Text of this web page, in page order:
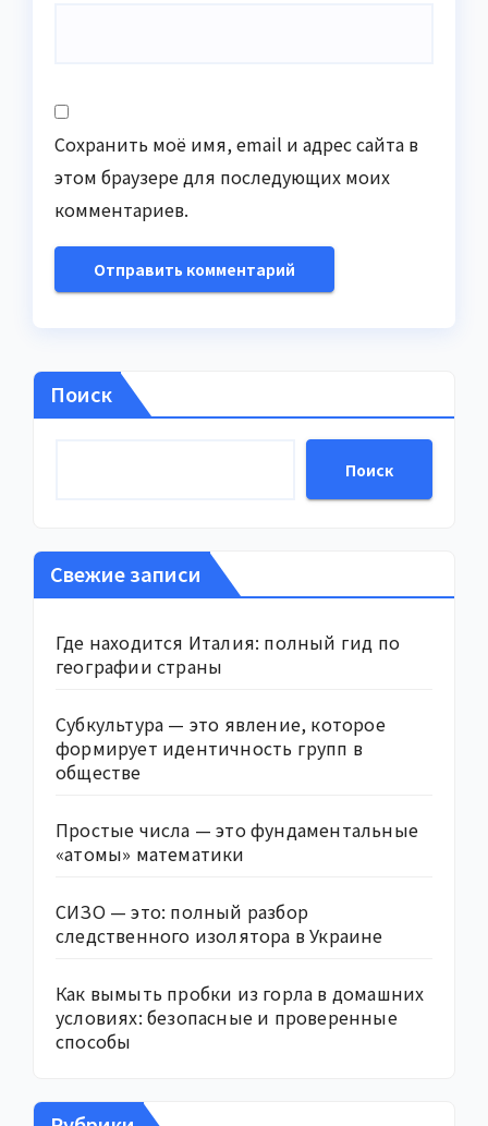
Сохранить моё имя, email и адрес сайта в
этом браузере для последующих моих
комментариев.
Поиск
Поиск
Свежие записи
Где находится Италия: полный гид по
географии страны
Субкультура — это явление, которое
формирует идентичность групп в
обществе
Простые числа — это фундаментальные
«атомы» математики
СИЗО — это: полный разбор
следственного изолятора в Украине
Как вымыть пробки из горла в домашних
условиях: безопасные и проверенные
способы